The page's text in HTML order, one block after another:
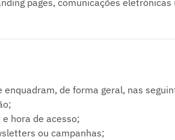
pages, comunicações
de forma geral, nas
hora de acesso;
ou campanhas;